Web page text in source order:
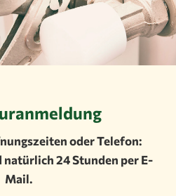
oder Telefon:
natürlich 24 Stunden per E-
Mail.